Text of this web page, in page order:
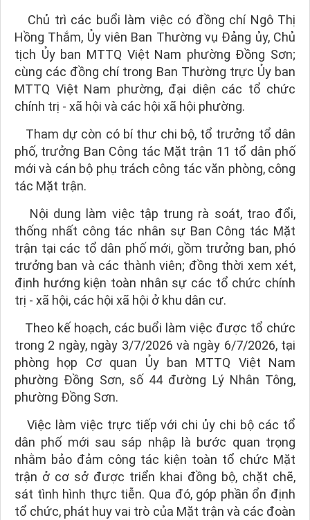
Chủ trì các buổi làm việc có đồng chí Ngô Thị
Hồng Thắm, Ủy viên Ban Thường vụ Đảng ủy, Chủ
tịch Ủy ban MTTQ Việt Nam phường Đồng Sơn;
cùng các đồng chí trong Ban Thường trực Ủy ban
MTTQ Việt Nam phường, đại diện các tổ chức
chính trị - xã hội và các hội xã hội phường.
Tham dự còn có bí thư chi bộ, tổ trưởng tổ dân
phố, trưởng Ban Công tác Mặt trận 11 tổ dân phố
mới và cán bộ phụ trách công tác văn phòng, công
tác Mặt trận.
Nội dung làm việc tập trung rà soát, trao đổi,
thống nhất công tác nhân sự Ban Công tác Mặt
trận tại các tổ dân phố mới, gồm trưởng ban, phó
trưởng ban và các thành viên; đồng thời xem xét,
định hướng kiện toàn nhân sự các tổ chức chính
trị - xã hội, các hội xã hội ở khu dân cư.
Theo kế hoạch, các buổi làm việc được tổ chức
trong 2 ngày, ngày 3/7/2026 và ngày 6/7/2026, tại
phòng họp Cơ quan Ủy ban MTTQ Việt Nam
phường Đồng Sơn, số 44 đường Lý Nhân Tông,
phường Đồng Sơn.
Việc làm việc trực tiếp với chi ủy chi bộ các tổ
dân phố mới sau sáp nhập là bước quan trọng
nhằm bảo đảm công tác kiện toàn tổ chức Mặt
trận ở cơ sở được triển khai đồng bộ, chặt chẽ,
sát tình hình thực tiễn. Qua đó, góp phần ổn định
tổ chức, phát huy vai trò của Mặt trận và các đoàn